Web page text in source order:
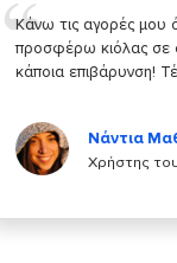
Σας ευχαριστώ
κάτι!
Χρήστης